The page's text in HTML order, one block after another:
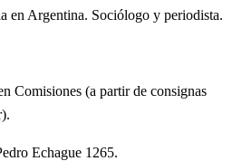
en Argentina. Sociólogo y periodista.
Comisiones (a partir de consignas
Echague 1265.